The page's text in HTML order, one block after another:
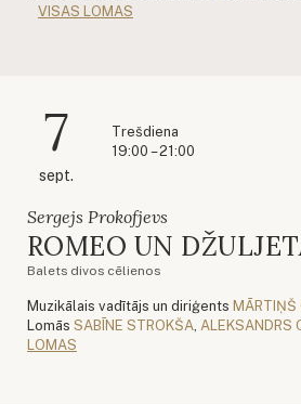
VISAS LOMAS
7
sept.
Trešdiena
19:00 – 21:00
Sergejs Prokofjevs
ROMEO UN
Balets divos cēlienos
Muzikālais vadītājs un diriģents MĀRTIŅŠ
Lomās SABĪNE STROKŠA ALEKSANDRS
LOMAS